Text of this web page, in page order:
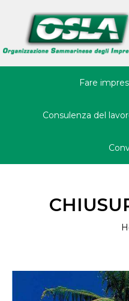
navigation
Fare
Consulenza del
sei